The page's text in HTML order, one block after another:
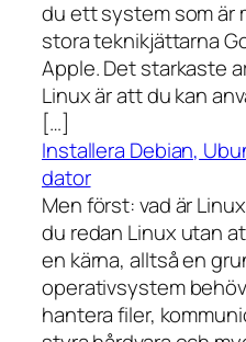
du ett system som är
stora teknikjättarna
Apple. Det starkaste
Linux är att du kan
[…]
Installera Debian,
dator
Men först: vad är
du redan Linux utan
en kärna, alltså en
operativsystem
hantera filer,